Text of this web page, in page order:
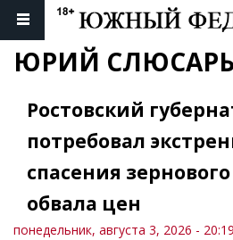
ЮРИЙ СЛЮСАРЬ
Ростовский
потребовал
спасения
обвала цен
понедельник, августа 3, 2026 - 20:19